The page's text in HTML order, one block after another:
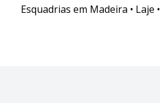
Esquadrias em Madeira • Laje •